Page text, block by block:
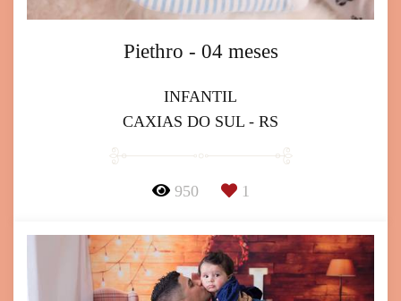
Piethro - 04 meses
INFANTIL
CAXIAS DO SUL - RS
950 1